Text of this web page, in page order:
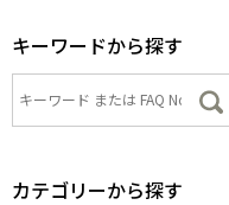
キーワードから探す
カテゴリーから探す